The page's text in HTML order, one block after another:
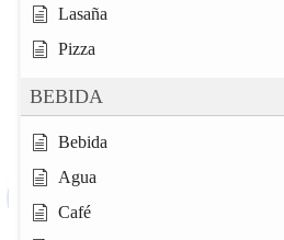
Lasaña
Pizza
BEBIDA
Bebida
Agua
Café